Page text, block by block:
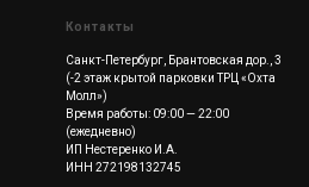
Контакты
Санкт-Петербург, Брантовская дор., 3
(-2 этаж крытой парковки ТРЦ «Охта
Молл»)
Время работы: 09:00 — 22:00
(ежедневно)
ИП Нестеренко И.А.
ИНН 272198132745